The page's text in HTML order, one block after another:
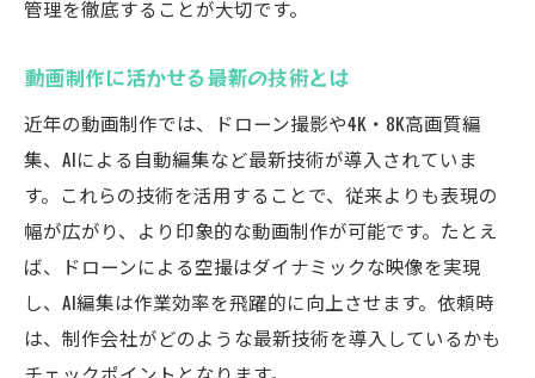
管理を徹底することが大切です。
動画制作に活かせる最新の技術とは
近年の動画制作では、ドローン撮影や4K・8K高画質編
集、AIによる自動編集など最新技術が導入されていま
す。これらの技術を活用することで、従来よりも表現の
幅が広がり、より印象的な動画制作が可能です。たとえ
ば、ドローンによる空撮はダイナミックな映像を実現
し、AI編集は作業効率を飛躍的に向上させます。依頼時
は、制作会社がどのような最新技術を導入しているかも